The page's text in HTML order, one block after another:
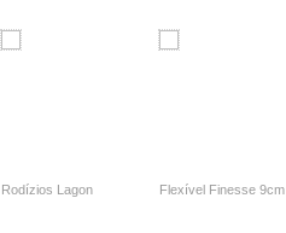
Rodízios Lagon Flexível Finesse 9cm